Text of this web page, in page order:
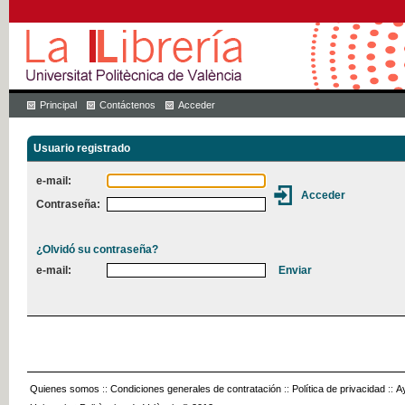
Principal Contáctenos Acceder
Usuario registrado
e-mail:
Contraseña:
¿Olvidó su contraseña?
e-mail:
Quienes somos :: Condiciones generales de contratación :: Política de privacidad ::